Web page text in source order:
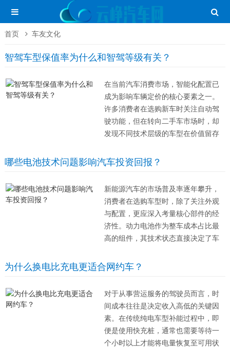
首页 车友文化
智驾车型保值率为什么和智驾等级有关？
在当前汽车消费市场，智能化配置已
成为影响车辆定价的核心要素之一。
许多消费者在选购新车时关注自动驾
驶功能，但在转向二手车市场时，却
发现不同技术层级的车型在价值留存
际上是技术迭代速度与市场需求共同
作用的结果。 首先，硬件设施的折旧
统通常依...
哪些电池技术问题影响汽车投资回报？
新能源汽车的市场普及率逐年攀升，
消费者在选购车型时，除了关注外观
与配置，更应深入考量核心部件的经
济性。动力电池作为整车成本占比最
高的组件，其技术状态直接决定了车
值。许多潜在买家往往忽视了电池性
能波动对长期持有成本的深远影响，
电池容量的...
为什么换电比充电更适合网约车？
对于从事营运服务的驾驶员而言，时
间成本往往是决定收入高低的关键因
素。在传统纯电车型补能过程中，即
便是使用快充桩，通常也需要等待一
个小时以上才能将电量恢复至可用状